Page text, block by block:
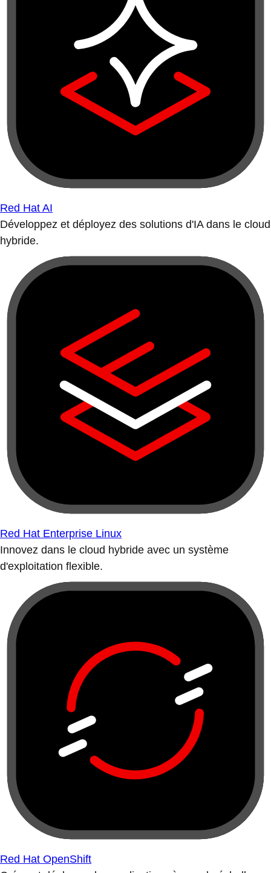
Red Hat AI
Développez et déployez des solutions d'IA dans le cloud
hybride.
Red Hat Enterprise Linux
Innovez dans le cloud hybride avec un système
d'exploitation flexible.
Red Hat OpenShift